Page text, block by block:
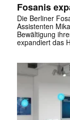
Fosanis
Die Berliner
Assistenten
Bewältigung
expandiert das